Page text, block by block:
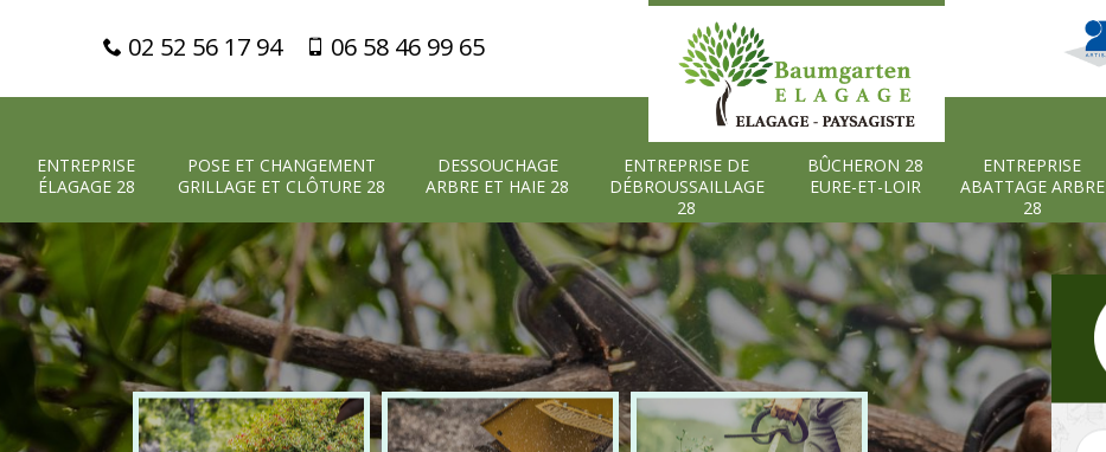
02 52 56 17 94 06 58 46 99 65
ENTREPRISE
ÉLAGAGE 28
POSE ET CHANGEMENT
GRILLAGE ET CLÔTURE 28
DESSOUCHAGE
ARBRE ET HAIE 28
ENTREPRISE DE
DÉBROUSSAILLAGE
28
BÛCHERON 28
EURE-ET-LOIR
ENTREPRISE
ABATTAGE ARBRE
28